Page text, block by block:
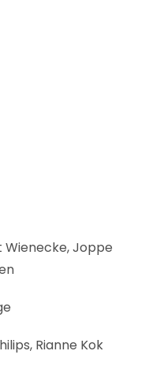
Wienecke, Joppe
Rianne Kok